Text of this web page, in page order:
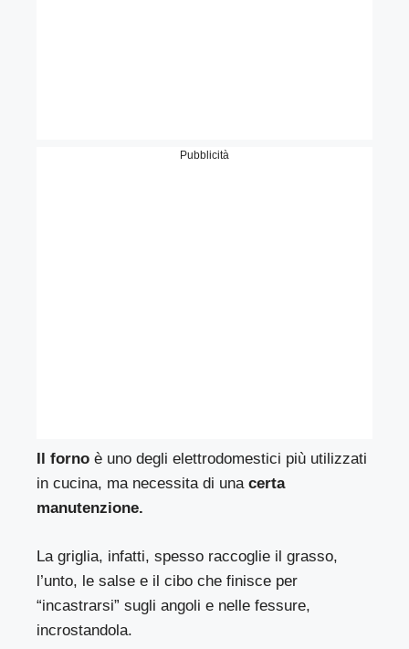
Pubblicità
Il forno è uno degli elettrodomestici più utilizzati
in cucina, ma necessita di unacerta
manutenzione.
La griglia, infatti, spesso raccoglie il grasso,
l’unto, le salse e il cibo che finisce per
“incastrarsi” sugli angoli e nelle fessure,
incrostandola.